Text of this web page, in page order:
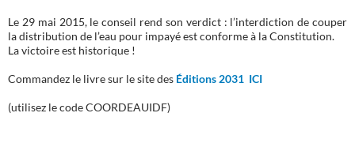
Le 29 mai 2015, le conseil rend son verdict : l’interdiction de couper
la distribution de l’eau pour impayé est conforme à la Constitution.
La victoire est historique !
Commandez le livre sur le site des Éditions 2031 ICI
(utilisez le code COORDEAUIDF)